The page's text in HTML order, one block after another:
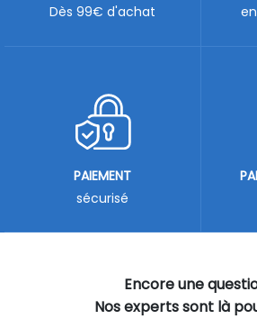
Encore une
Nos experts sont là
Dès 99€ d'achat
PAIEMENT
sécurisé